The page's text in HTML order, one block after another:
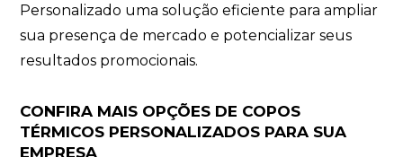
Personalizado uma solução eficiente para ampliar
sua presença de mercado e potencializar seus
resultados promocionais.
CONFIRA MAIS OPÇÕES DE COPOS
TÉRMICOS PERSONALIZADOS PARA SUA
EMPRESA